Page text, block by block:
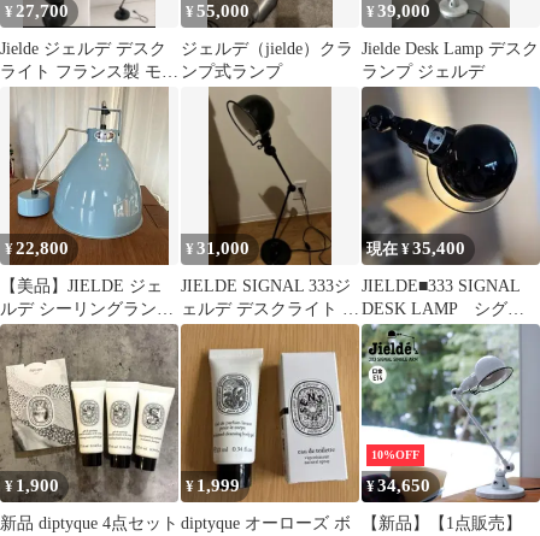
¥ 27,700
Jielde ジェルデ デスク
ライト フランス製 モス
¥55,000
ジェルデ（jielde）クラ
ンプ式ランプ
¥39,000
Jielde Desk Lamp デスク
ランプ ジェルデ
¥22,800
【美品】JIELDE ジェ
ルデ シーリングランプ
オーガスティン Mサイ
ズ
¥31,000
JIELDE SIGNAL 333ジ
ェルデ デスクライト フ
ランス製 ライト
現在 ¥35,400
JIELDE■333 SIGNAL
DESK LAMP シグナ
ルデスクランプ
¥ 1,900
新品 diptyque 4点セット
¥1,999
diptyque オーローズ ボ
10%OFF
¥34,650
【新品】【1点販売】